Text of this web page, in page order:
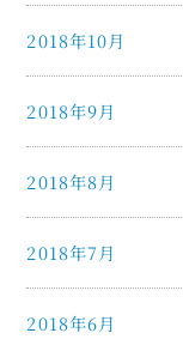
2018年10月
2018年9月
2018年8月
2018年7月
2018年6月